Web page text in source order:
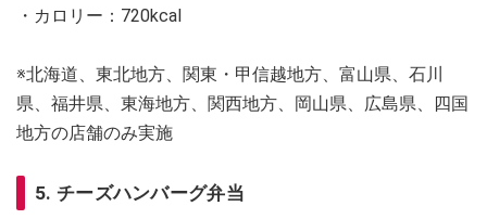
・カロリー：720kcal
※北海道、東北地方、関東・甲信越地方、富山県、石川
県、福井県、東海地方、関西地方、岡山県、広島県、四国
地方の店舗のみ実施
5. チーズハンバーグ弁当